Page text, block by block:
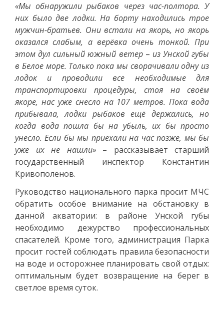
«Мы обнаружили рыбаков через час-полтора. У
них было две лодки. На борту находились трое
мужчин-братьев. Они встали на якорь, но якорь
оказался слабым, а верёвка очень тонкой. При
этом дул сильный южный ветер – из Унской губы
в Белое море. Только пока мы сворачивали одну из
лодок и проводили все необходимые для
транспортировки процедуры, стоя на своём
якоре, нас уже снесло на 107 метров. Пока вода
прибывала, лодки рыбаков ещё держались, но
когда вода пошла бы на убыль, их бы просто
унесло. Если бы мы приехали на час позже, мы бы
уже их не нашли»– рассказывает старший
государственный инспектор Константин
Кривополенов.
Руководство национального парка просит МЧС
обратить особое внимание на обстановку в
данной акватории: в районе Унской губы
необходимо дежурство профессиональных
спасателей. Кроме того, администрация Парка
просит гостей соблюдать правила безопасности
на воде и осторожнее планировать свой отдых:
оптимальным будет возвращение на берег в
светлое время суток.